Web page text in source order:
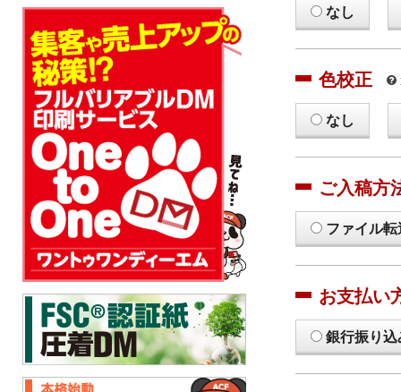
なし
色校正
なし
ご入稿方
ファイル
お支払い
銀行振り込